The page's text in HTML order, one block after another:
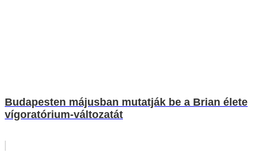
Budapesten májusban mutatják be a Brian élete
vígoratórium-változatát